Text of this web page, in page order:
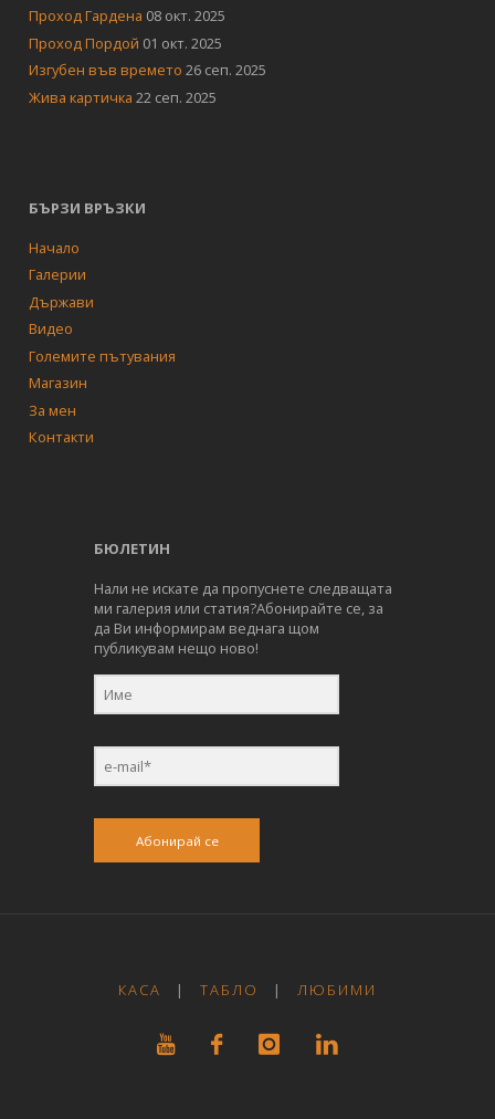
Проход Гардена 08 окт. 2025
Проход Пордой 01 окт. 2025
Изгубен във времето 26 сеп. 2025
Жива картичка 22 сеп. 2025
БЪРЗИ ВРЪЗКИ
Начало
Галерии
Държави
Видео
Големите пътувания
Магазин
За мен
Контакти
БЮЛЕТИН
Нали не искате да пропуснете следващата
ми галерия или статия?Абонирайте се, за
да Ви информирам веднага щом
публикувам нещо ново!
Абонирай се
КАСА | ТАБЛО | ЛЮБИМИ